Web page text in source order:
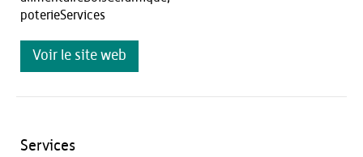
poterieServices
Voir le site web
Services